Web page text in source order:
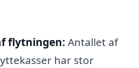
flytningen: Antallet af
har stor